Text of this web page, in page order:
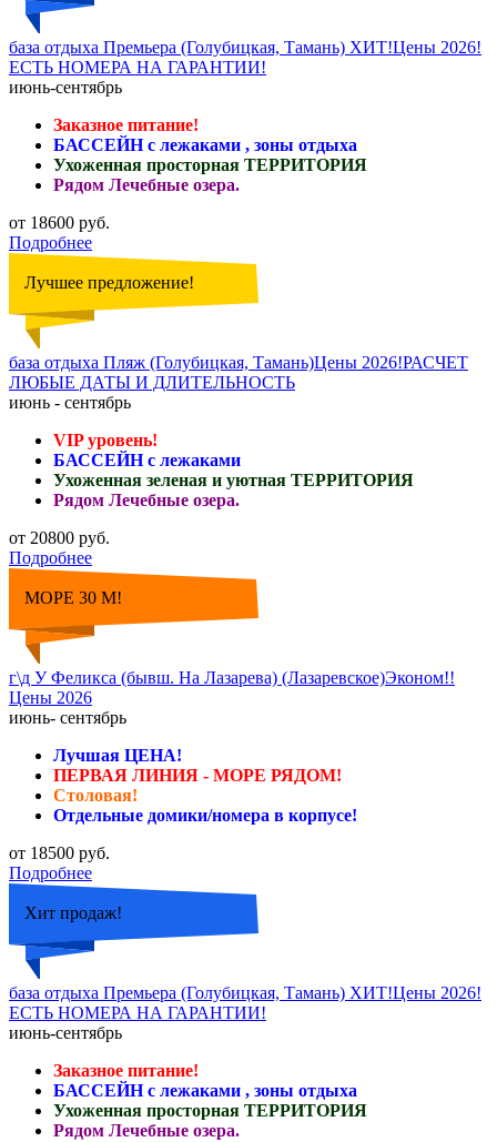
база отдыха Премьера (Голубицкая, Тамань) ХИТ!Цены 2026!
ЕСТЬ НОМЕРА НА ГАРАНТИИ!
июнь-сентябрь
Заказное питание!
БАССЕЙН с лежаками , зоны отдыха
Ухоженная просторная ТЕРРИТОРИЯ
Рядом Лечебные озера.
от 18600 руб.
Подробнее
Лучшее предложение!
база отдыха Пляж (Голубицкая, Тамань)Цены 2026!РАСЧЕТ
ЛЮБЫЕ ДАТЫ И ДЛИТЕЛЬНОСТЬ
июнь - сентябрь
VIP уровень!
БАССЕЙН с лежаками
Ухоженная зеленая и уютная ТЕРРИТОРИЯ
Рядом Лечебные озера.
от 20800 руб.
Подробнее
МОРЕ 30 М!
г\д У Феликса (бывш. На Лазарева) (Лазаревское)Эконом!!
Цены 2026
июнь- сентябрь
Лучшая ЦЕНА!
ПЕРВАЯ ЛИНИЯ - МОРЕ РЯДОМ!
Столовая!
Отдельные домики/номера в корпусе!
от 18500 руб.
Подробнее
Хит продаж!
база отдыха Премьера (Голубицкая, Тамань) ХИТ!Цены 2026!
ЕСТЬ НОМЕРА НА ГАРАНТИИ!
июнь-сентябрь
Заказное питание!
БАССЕЙН с лежаками , зоны отдыха
Ухоженная просторная ТЕРРИТОРИЯ
Рядом Лечебные озера.